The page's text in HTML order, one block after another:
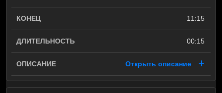
11:15
00:15
Открыть описание